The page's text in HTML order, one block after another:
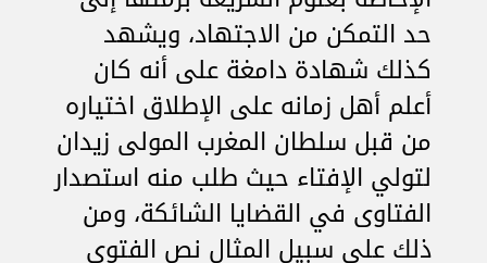
حد التمكن من الاجتهاد، ويشهد
كذلك شهادة دامغة على أنه كان
أعلم أهل زمانه على الإطلاق اختياره
من قبل سلطان المغرب المولى زيدان
لتولي الإفتاء حيث طلب منه استصدار
الفتاوى في القضايا الشائكة، ومن
ذلك على سبيل المثال نص الفتوى